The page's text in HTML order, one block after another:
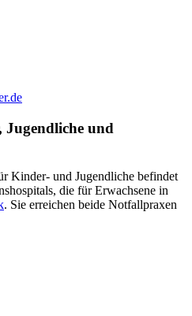
und
Kinder- und Jugendliche befindet
die für Erwachsene in
. Sie erreichen beide Notfallpraxen